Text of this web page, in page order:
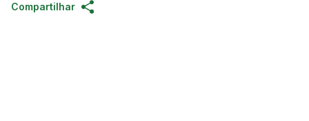
Compartilhar